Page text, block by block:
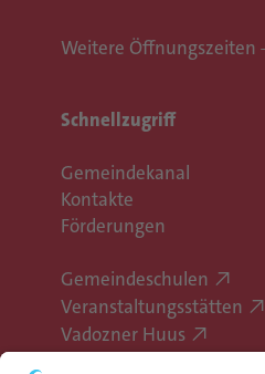
Weitere Öffnungszeiten
Schnellzugriff
Gemeindekanal
Kontakte
Förderungen
Gemeindeschulen
Veranstaltungsstätten
Vadozner Huus